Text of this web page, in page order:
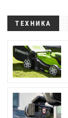
ТЕХНИКА